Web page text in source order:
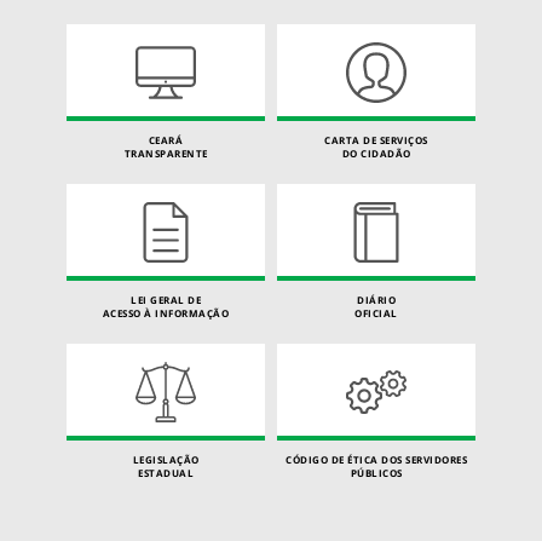
CEARÁ
TRANSPARENTE
CARTA DE SERVIÇOS
DO CIDADÃO
LEI GERAL DE
ACESSO À INFORMAÇÃO
DIÁRIO
OFICIAL
LEGISLAÇÃO
ESTADUAL
CÓDIGO DE ÉTICA DOS SERVIDORES
PÚBLICOS